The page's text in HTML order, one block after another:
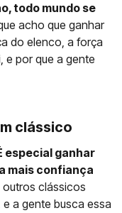
todo mundo se
acho que ganhar
do elenco, a força
e por que a gente
clássico
especial ganhar
mais confiança
outros clássicos
a gente busca essa